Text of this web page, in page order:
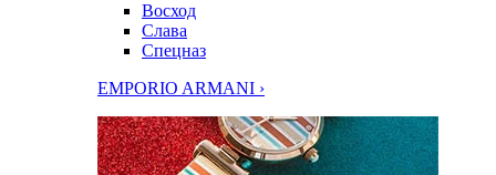
Восход
Слава
Спецназ
EMPORIO ARMANI ›